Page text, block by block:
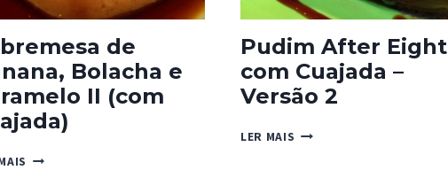
de
Bolacha e
II (com
SOBREMESA
Pudim After Eight
com Cuajada –
Versão 2
LER MAIS PUDIM